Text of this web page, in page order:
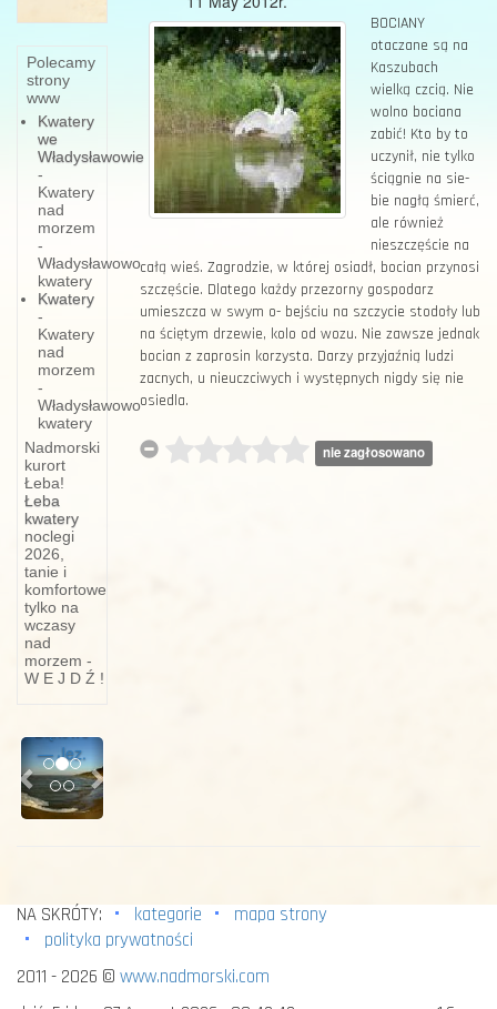
Polecamy
strony
www
Kwatery
we
Władysławowie
-
Kwatery
nad
morzem
-
Władysławowo
kwatery
Kwatery
-
Kwatery
nad
morzem
-
Władysławowo
kwatery
Nadmorski
kurort
Łeba!
Łeba
kwatery
noclegi
2026,
tanie i
komfortowe
tylko na
wczasy
nad
morzem -
W E J D Ź !
Wycieczki
piesze
na
pomorzu
WYCIECZKI
PIESZE
:
Kolbudy
—
Lubiewo
— Jez.
PreviousNext
BOCIANY
otaczane są na
Kaszubach
wielką czcią. Nie
wolno bo­ciana
zabić! Kto by to
uczy­nił, nie tylko
ściągnie na sie­
bie nagłą śmierć,
ale również
nieszczęście na
całą wieś. Za­grodzie, w której osiadł, bo­cian przynosi
szczęście. Dla­tego każdy przezorny gospo­darz
umieszcza w swym o- bejściu na szczycie stodoły lub
na ściętym drzewie, kolo od wozu. Nie zawsze jednak
bocian z zaprosin korzysta. Darzy przyjaźnią ludzi
zac­nych, u nieuczciwych i wy­stępnych nigdy się nie
osiedla.
nie zagłosowano
NA SKRÓTY: kategorie
mapa strony
polityka prywatności
2011 - 2026 © www.nadmorski.com